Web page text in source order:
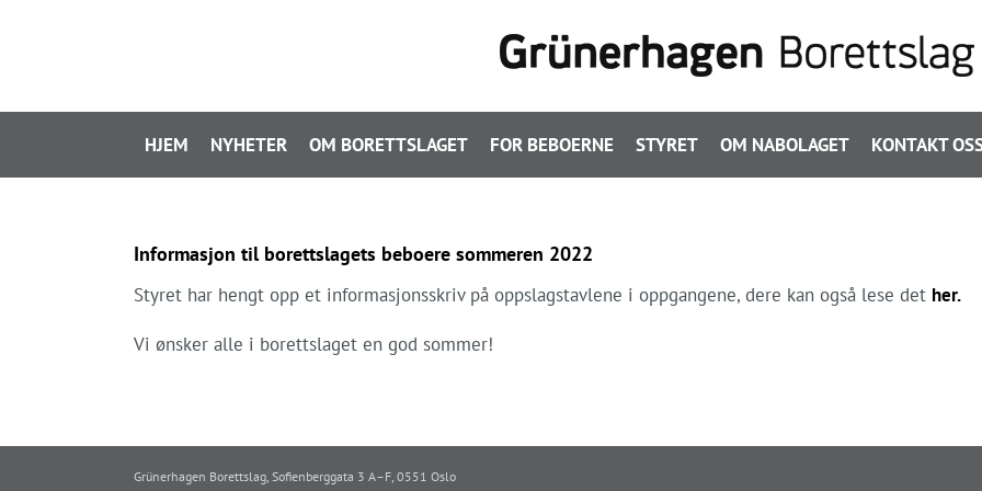
HJEM NYHETER OM BORETTSLAGET FOR BEBOERNE STYRET OM NABOLAGET KONTAKT
Informasjon til borettslagets beboere sommeren 2022
Styret har hengt opp et informasjonsskriv på oppslagstavlene i oppgangene, dere kan også lese det her.
Vi ønsker alle i borettslaget en god sommer!
Grünerhagen Borettslag, Sofienberggata 3 A–F, 0551 Oslo